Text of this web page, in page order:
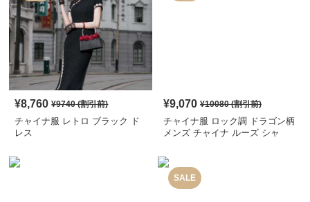
¥8,760 ¥9740(割引前)
チャイナ服 レトロ ブラック ド
レス
¥9,070 ¥10080(割引前)
チャイナ服 ロック調 ドラゴン柄
メンズ チャイナ ルーズ シャ
SALE